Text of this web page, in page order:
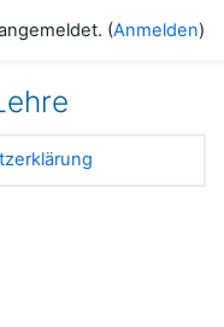
(Anmelden)